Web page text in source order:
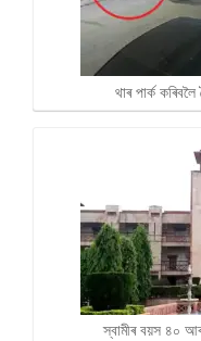
থাৰ পাৰ্ক
স্বামীৰ বয়স ৪০